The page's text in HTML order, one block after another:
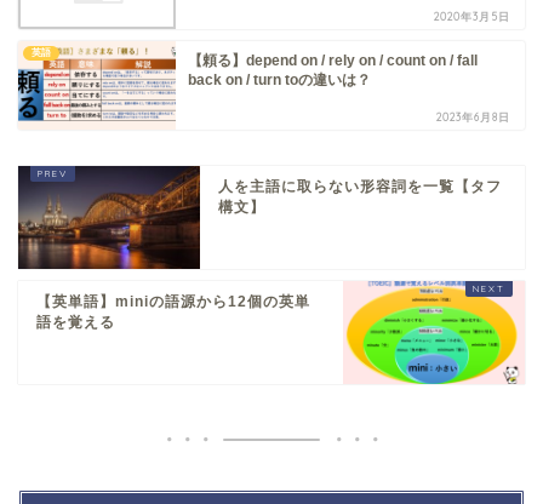
2020年3月5日
英語
【頼る】depend on / rely on / count on / fall
back on / turn toの違いは？
2023年6月8日
人を主語に取らない形容詞を一覧【タフ
構文】
【英単語】miniの語源から12個の英単
語を覚える